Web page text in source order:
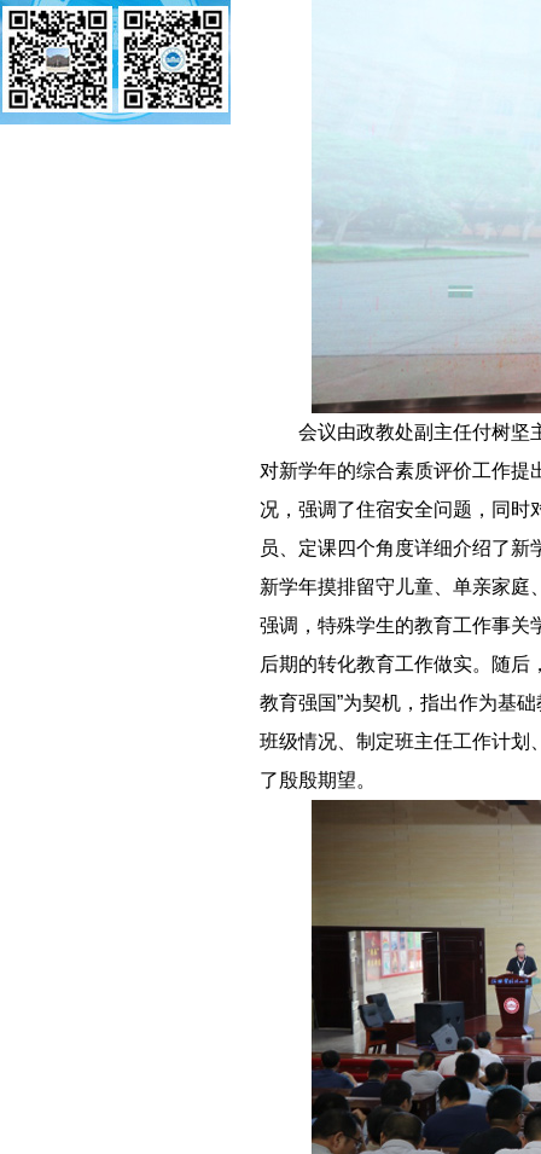
会议由政教处副主任付树坚
对新学年的综合素质评价工作提
况，强调了住宿安全问题，同时
员、定课四个角度详细介绍了
新学年摸排留守儿童、单亲家庭
强调，特殊学生的教育工作事关
后期的转化教育工作做实。随后
教育强国”为契机，指出作为基
班级情况、制定班主任工作计划
了殷殷期望。